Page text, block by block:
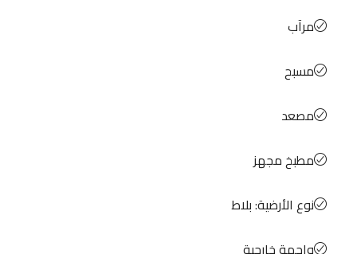
مرآب
مسبح
مصعد
مطبخ مجهز
نوع الأرضية: بلاط
واجهة خارجية